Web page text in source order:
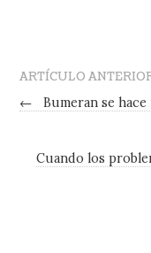
ARTÍCULO
←
Bumeran se
Cuando los